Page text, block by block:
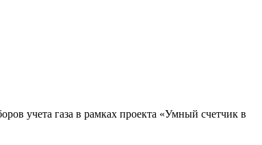
учета газа в рамках проекта «Умный счетчик в